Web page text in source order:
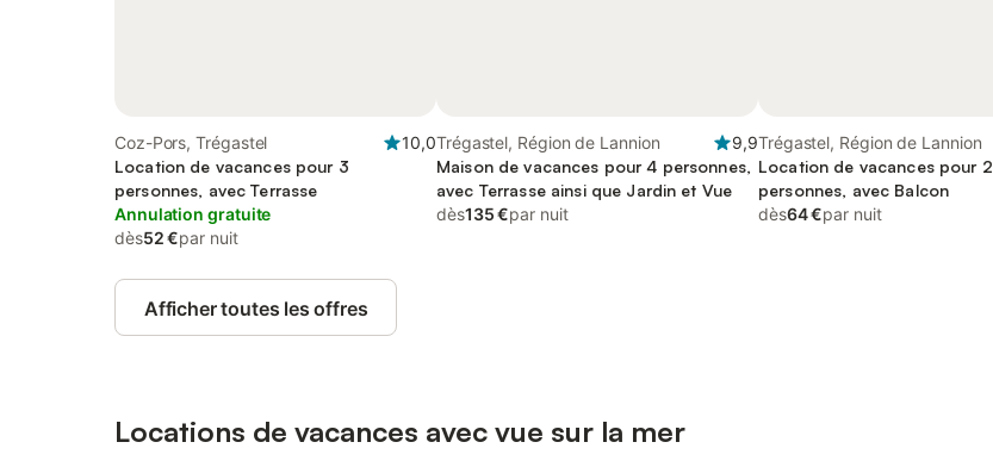
Coz-Pors, Trégastel
10,0
Location de vacances pour 3
personnes, avec Terrasse
Annulation gratuite
dès52 €par nuit
Trégastel, Région de Lannion
9,9
Maison de vacances pour 4 personnes,
avec Terrasse ainsi que Jardin et Vue
dès135 €par nuit
Trégastel, Région de Lannion
Location de vacances pour 2
personnes, avec Balcon
dès64 €par nuit
Afficher toutes les offres
Locations de vacances avec vue sur la mer